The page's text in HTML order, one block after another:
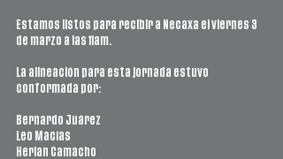
Estamos listos para recibir a Necaxa el viernes 3
de marzo a las 11am.
La alineación para esta jornada estuvo
conformada por:
Bernardo Juárez
Leo Macías
Herlan Camacho